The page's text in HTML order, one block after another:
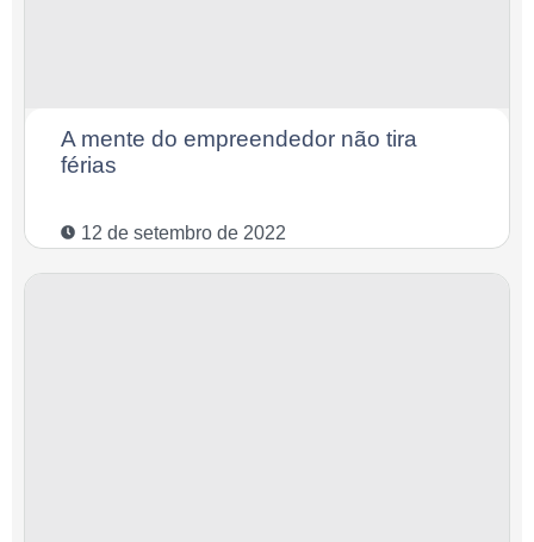
A mente do empreendedor não tira
férias
12 de setembro de 2022